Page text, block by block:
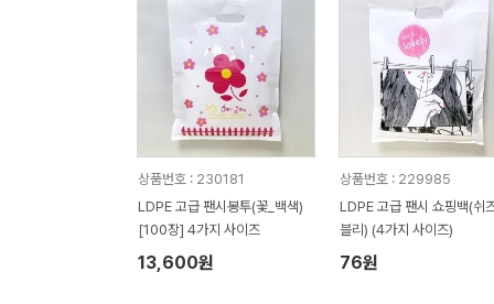
상품번호 : 230181
LDPE 고급 팬시봉투(꽃_백색)
[100장] 4가지 사이즈
13,600원
상품번호 : 229985
LDPE 고급 팬시 쇼핑백(쉬
블리) (4가지 사이즈)
76원